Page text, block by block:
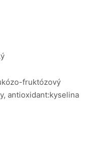
fruktózový
antioxidant:kyselina